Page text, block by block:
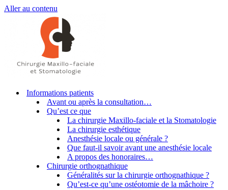
Aller au contenu
Informations patients
Avant ou après la consultation…
Qu’est ce que
La chirurgie Maxillo-faciale et la Stomatologie
La chirurgie esthétique
Anesthésie locale ou générale ?
Que faut-il savoir avant une anesthésie locale
A propos des honoraires…
Chirurgie orthognathique
Généralités sur la chirurgie orthognathique ?
Qu’est-ce qu’une ostéotomie de la mâchoire ?